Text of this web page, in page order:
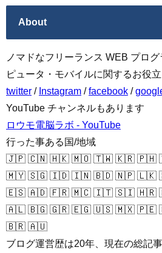
About
ノマドなフリーランス WEB プロ
ピュータ・モバイルに関するお役
twitter / Instagram /facebook /
YouTube チャンネルもあります
ロウモ電脳ラボ - YouTube
行った事ある国/地域
🇯🇵 🇨🇳 🇭🇰 🇲🇴 🇹🇼 🇰🇷 🇵🇭
🇲🇾 🇸🇬 🇮🇩 🇮🇳 🇧🇩 🇳🇵 🇱🇰
🇪🇸 🇦🇩 🇫🇷 🇲🇨 🇮🇹 🇸🇮 🇭🇷
🇦🇱 🇧🇬 🇬🇷 🇪🇬 🇺🇸 🇲🇽 🇵🇪
🇧🇷 🇦🇺
ブログ運営歴は20年、現在の総記